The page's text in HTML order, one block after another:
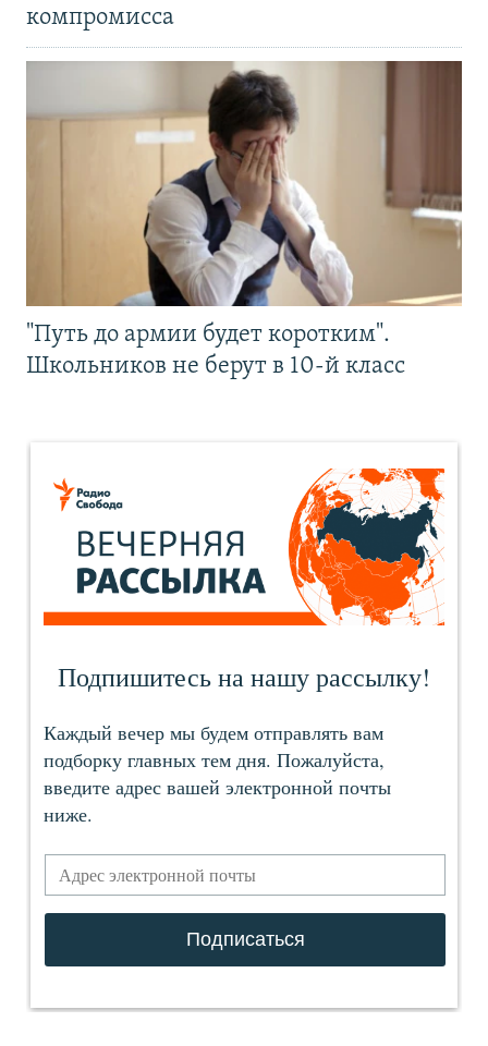
компромисса
"Путь до армии будет коротким".
Школьников не берут в 10-й класс